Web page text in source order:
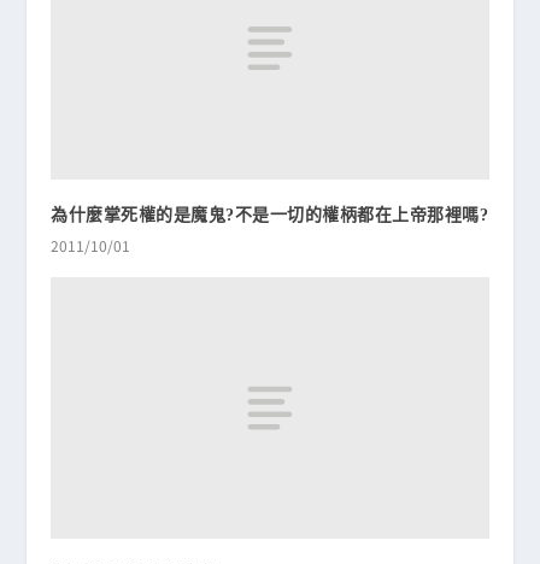
為什麼掌死權的是魔鬼?不是一切的權柄都在上帝那裡嗎?
2011/10/01